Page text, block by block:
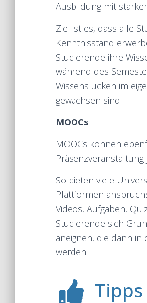
Ausbildung mit
Ziel ist es, dass alle
Kenntnisstand
Studierende ihre
während des
Wissenslücken im
gewachsen sind.
MOOCs
MOOCs können
So bieten viele
Plattformen
Videos, Aufgaben,
Studierende sich
aneignen, die dann
werden.